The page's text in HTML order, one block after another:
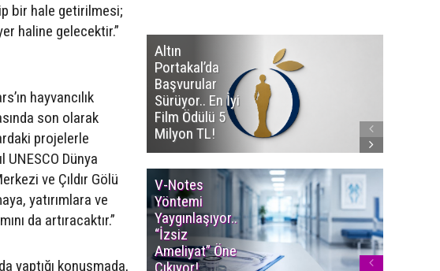
bir hale getirilmesi;
haline gelecektir.”
hayvancılık
son olarak
projelerle
Dünya
ve Çıldır Gölü
yatırımlara ve
da artıracaktır.”
yaptığı konuşmada,
Altın
Portakal’da
Başvurular
Sürüyor.. En İyi
Film Ödülü 5
Milyon TL!
V-Notes
Yöntemi
Yaygınlaşıyor..
“İzsiz
Ameliyat” Öne